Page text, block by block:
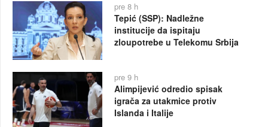
pre 8 h
Tepić (SSP): Nadležne
institucije da ispitaju
zloupotrebe u Telekomu Srbija
pre 9 h
Alimpijević odredio spisak
igrača za utakmice protiv
Islanda i Italije